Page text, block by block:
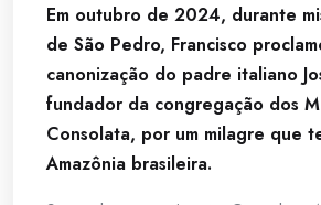
Em outubro de 2024, durante
de São Pedro, Francisco
canonização do padre italiano
fundador da congregação dos
Consolata, por um milagre que
Amazônia brasileira.